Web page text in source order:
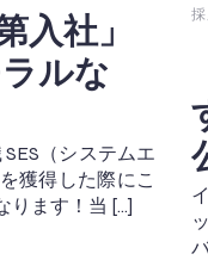
入社」
ルな
（システムエ
獲得した際にこ
ります！当 […]